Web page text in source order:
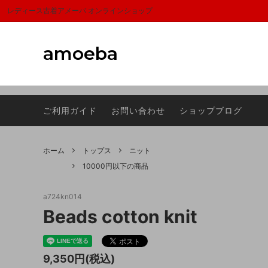
レディース古着アメーバ オンラインショップ
amoeba
スカーフ シューズ
Sheeps(シープス） ラグマ
ェ)
ご利用ガイド お問い合わせ ショップブログ
ホーム トップス
ニット
10000円以下の商品
a724kn014
Beads cotton knit
9,350円(税込)